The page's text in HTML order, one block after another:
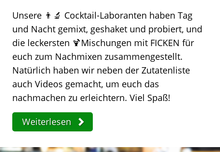
Unsere 👨‍🔬 Cocktail-Laboranten haben Tag
und Nacht gemixt, geshaket und probiert, und
die leckersten 🍹Mischungen mit FICKEN für
euch zum Nachmixen zusammengestellt.
Natürlich haben wir neben der Zutatenliste
auch Videos gemacht, um euch das
nachmachen zu erleichtern. Viel Spaß!
Weiterlesen